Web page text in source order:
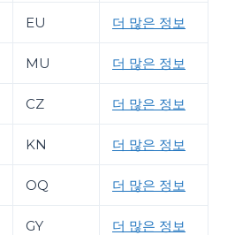
EU 더 많은 정보
MU 더 많은 정보
CZ 더 많은 정보
KN 더 많은 정보
OQ 더 많은 정보
GY 더 많은 정보